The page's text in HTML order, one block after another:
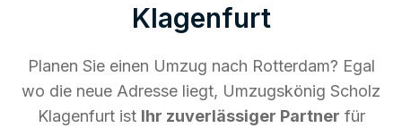
Klagenfurt
Planen Sie einen Umzug nach Rotterdam? Egal
wo die neue Adresse liegt, Umzugskönig Scholz
Klagenfurt ist Ihr zuverlässiger Partner für